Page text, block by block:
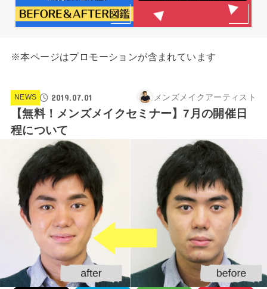
※本ページはプロモーションが含まれています
NEWS 2019.07.01 メンズメイクアーティスト
【無料！メンズメイクセミナー】7月の開催日
程について